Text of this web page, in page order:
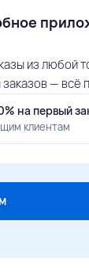
из любой
— всё
на первый
клиентам